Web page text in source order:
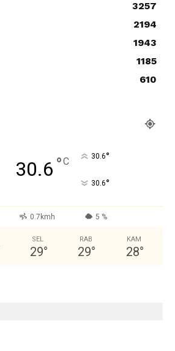
3257
2194
1943
1185
610
30.6 °C 30.6°
30.6°
0.7kmh 5 %
SEL
29°
RAB
29°
KAM
28°